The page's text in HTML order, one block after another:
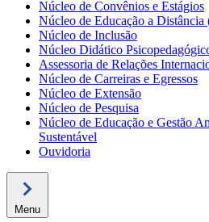
Núcleo de Convênios e Estágios
Núcleo de Educação a
Núcleo de Inclusão
Núcleo Didático
Assessoria de Relações
Núcleo de Carreiras e Egressos
Núcleo de Extensão
Núcleo de Pesquisa
Núcleo de Educação e Gestão
Sustentável
Ouvidoria
Menu